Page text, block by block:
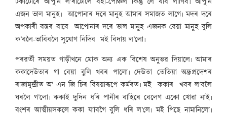
এজন ভাল মানুহ৷ আপোনাৰ দৰে মানুহ আমাৰ সমাজত লাগে৷ মদৰ দৰে
অপকাৰী বস্তুৰ বাবে আপোনাৰ দৰে ভাল মানুহ এজনক বেয়া মানুহ বুলি
ক’বলৈ-ভাবিবলৈ সুযোগ নিদিব মই বিদায় ল’লো৷
পৰৱৰ্তী সময়ত গাড়ীখনে মোক অন্য এক বিশেষ অনুভৱ দিয়ালে৷ আমাৰ
ককাদেউতাৰ গা বেয়া বুলি খবৰ পালো৷ দেউতা তেতিয়া অন্ধ্ৰপ্ৰদেশৰ
ৰাজামুন্দ্ৰীত অ’ এন জি চিৰ বিষয়াৰূপে কৰ্মৰত৷ মই ককাৰ খবৰ ল’বলৈ
ঘৰলৈ গ’লো৷ ককাই দুদিন ধৰি পানীৰ বাহিৰে বেলেগ একো খোৱা নাই৷
বংশৰ আত্মীয়সকলে ককা যাাবগৈ বুলি ধৰি ল’লে৷ মই পিছে নামানিলো৷